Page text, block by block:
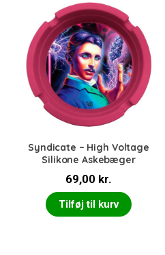
Syndicate – High Voltage
Silikone Askebæger
69,00 kr.
Tilføj til kurv